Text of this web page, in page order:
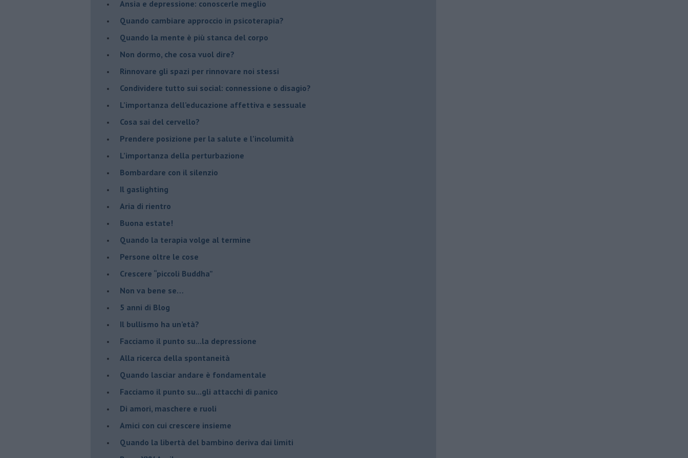
Ansia e depressione: conoscerle meglio
Quando cambiare approccio in psicoterapia?
​Quando la mente è più stanca del corpo
Non dormo, che cosa vuol dire?
​Rinnovare gli spazi per rinnovare noi stessi
​Condividere tutto sui social: connessione o disagio?
​L’importanza dell’educazione affettiva e sessuale
​Cosa sai del cervello?
Prendere posizione per la salute e l’incolumità
L’importanza della perturbazione
​Bombardare con il silenzio
Il gaslighting
Aria di rientro
Buona estate!
​Quando la terapia volge al termine
​Persone oltre le cose
​Crescere “piccoli Buddha”
Non va bene se…
​5 anni di Blog
​Il bullismo ha un’età?
Facciamo il punto su...la depressione
​Alla ricerca della spontaneità
​Quando lasciar andare è fondamentale
Facciamo il punto su...gli attacchi di panico
Di amori, maschere e ruoli
​Amici con cui crescere insieme
​Quando la libertà del bambino deriva dai limiti